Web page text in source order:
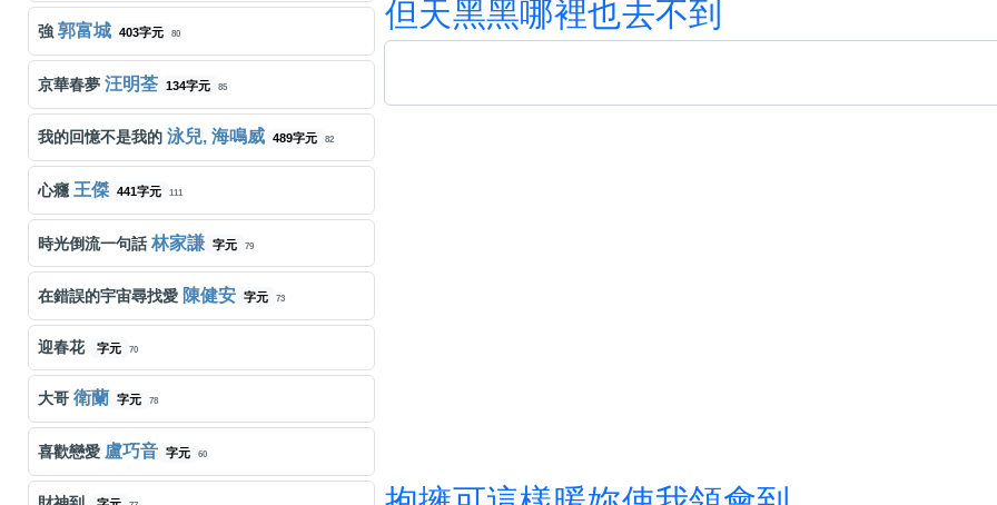
強 郭富城 403字元 80
京華春夢 汪明荃 134字元 85
我的回憶不是我的 泳兒, 海鳴威 489字元 82
心癮 王傑 441字元 111
時光倒流一句話林家謙 字元 79
在錯誤的宇宙尋找愛 陳健安 字元 73
迎春花 字元 70
大哥 衛蘭 字元 78
喜歡戀愛 盧巧音 字元 60
但天黑黑哪裡也去不到